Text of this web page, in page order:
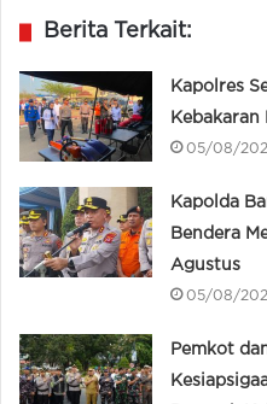
Berita Terkait:
Kapolres
Kebakaran
05/08/
Kapolda
Bendera
Agustus
05/08/
Pemkot